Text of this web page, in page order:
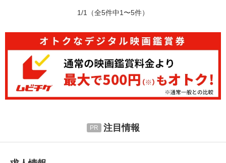
1/1 （全5件中1〜5件）
注目情報